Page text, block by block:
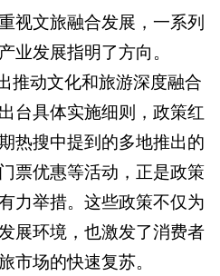
视文旅融合发展，一系列
业发展指明了方向。
推动文化和旅游深度融合
台具体实施细则，政策红
热搜中提到的多地推出的
票优惠等活动，正是政策
力举措。这些政策不仅为
展环境，也激发了消费者
市场的快速复苏。